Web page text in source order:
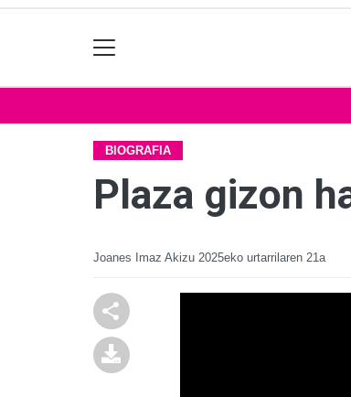
BIOGRAFIA
Plaza gizon
Joanes Imaz Akizu 2025eko urtarrilaren 21a